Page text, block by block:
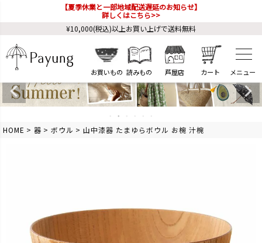
【夏季休業と一部地域配送遅延のお知らせ】
詳しくはこちら>>
¥10,000(税込)以上お買い上げで送料無料
お買いもの 読みもの 芦屋店 カート
HOME 器 ボウル 山中漆器 たまゆらボウル お椀 汁椀